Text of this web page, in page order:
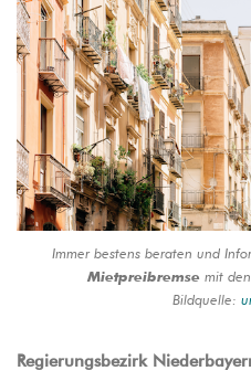
Immer bestens beraten und
Mietpreibremse mit
Bildquelle:
Regierungsbezirk